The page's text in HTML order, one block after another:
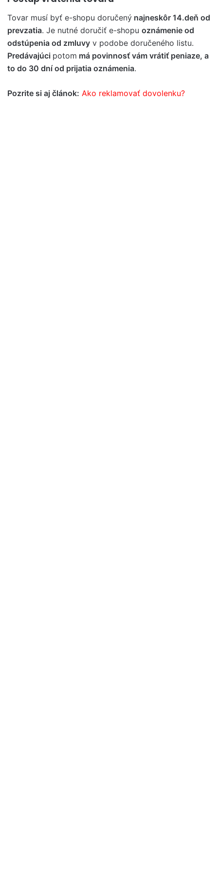
Tovar musí byť e-shopu doručený najneskôr 14.deň od
prevzatia. Je nutné doručiť e-shopu oznámenie od
odstúpenia od zmluvy v podobe doručeného listu.
Predávajúci potom má povinnosť vám vrátiť peniaze, a
to do 30 dní od prijatia oznámenia.
Pozrite si aj článok: Ako reklamovať dovolenku?